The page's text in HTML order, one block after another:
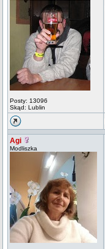
Posty: 13096
Skąd: Lublin
Agi
Modliszka